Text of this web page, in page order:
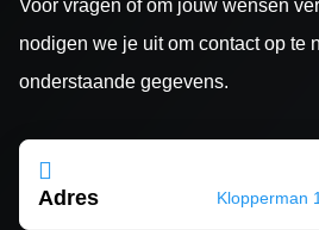
Voor vragen of om jouw wensen
nodigen we je uit om contact op te
onderstaande gegevens.

Adres Klopperman